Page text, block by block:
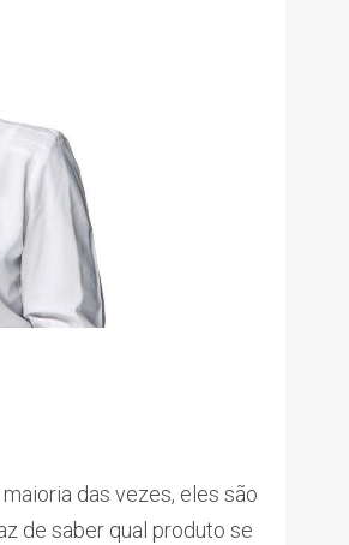
das vezes, eles são
de saber qual produto se